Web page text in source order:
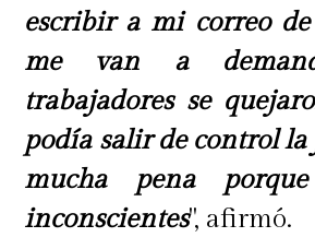
escribir a mi correo
me van a
trabajadores se
podía salir de control
mucha pena
inconscientes", afirmó.